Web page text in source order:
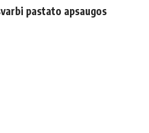
pastato apsaugos